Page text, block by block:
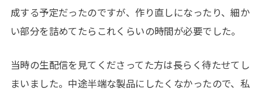
成する予定だったのですが、作り直しになったり、細か
い部分を詰めてたらこれくらいの時間が必要でした。
当時の生配信を見てくださってた方は長らく待たせてし
まいました。中途半端な製品にしたくなかったので、私